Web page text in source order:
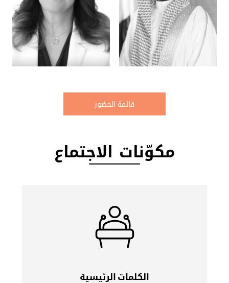
قائمة الحضور
مكوّنات ‎ الاجتماع
الكلمات الرئيسية
مشاركة صناع القرار والمختصين بأهم المستجدات
المتعلقة بالعمل في قطاع الشباب في العالم